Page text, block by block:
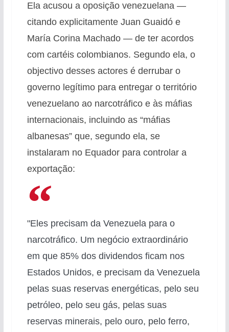
Ela acusou a oposição venezuelana —
citando explicitamente Juan Guaidó e
María Corina Machado — de ter acordos
com cartéis colombianos. Segundo ela, o
objectivo desses actores é derrubar o
governo legítimo para entregar o território
venezuelano ao narcotráfico e às máfias
internacionais, incluindo as “máfias
albanesas” que, segundo ela, se
instalaram no Equador para controlar a
exportação:
"Eles precisam da Venezuela para o
narcotráfico. Um negócio extraordinário
em que 85% dos dividendos ficam nos
Estados Unidos, e precisam da Venezuela
pelas suas reservas energéticas, pelo seu
petróleo, pelo seu gás, pelas suas
reservas minerais, pelo ouro, pelo ferro,